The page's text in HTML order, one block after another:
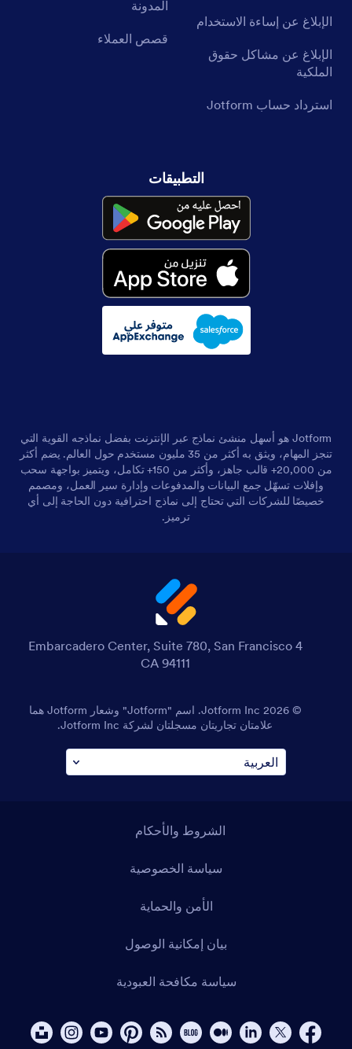
الإبلاغ عن إساءة الاستخدام
الإبلاغ عن مشاكل حقوق
الملكية
استرداد حساب Jotform
المدونة
قصص العملاء
التطبيقات
Jotform هو أسهل منشئ نماذج عبر الإنترنت بفضل نماذجه القوية التي
تنجز المهام، ويثق به أكثر من 35 مليون مستخدم حول العالم. يضم أكثر
من 20,000+ قالب جاهز، وأكثر من 150+ تكامل، ويتميز بواجهة سحب
وإفلات تسهّل جمع البيانات والمدفوعات وإدارة سير العمل، ومصمم
خصيصًا للشركات التي تحتاج إلى نماذج احترافية دون الحاجة إلى أي
ترميز.
4 Embarcadero Center, Suite 780, San Francisco
CA 94111
© 2026 Jotform Inc. اسم "Jotform" وشعار Jotform هما
علامتان تجاريتان مسجلتان لشركة Jotform Inc.
الشروط والأحكام
سياسة الخصوصية
الأمن والحماية
بيان إمكانية الوصول
سياسة مكافحة العبودية